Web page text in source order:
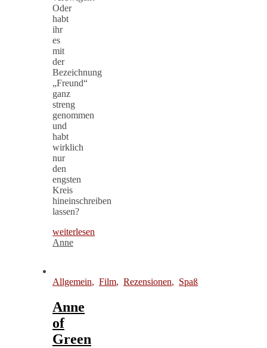
Oder
habt
ihr
es
mit
der
Bezeichnung
„Freund“
ganz
streng
genommen
und
habt
wirklich
nur
den
engsten
Kreis
hineinschreiben
lassen?
weiterlesen
Anne
Allgemein, Film, Rezensionen, Spaß
Anne
of
Green